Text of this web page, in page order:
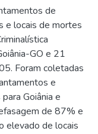
de
e locais de mortes
GO e 21
Foram coletadas
e
Goiânia e
de 87% e
elevado de locais